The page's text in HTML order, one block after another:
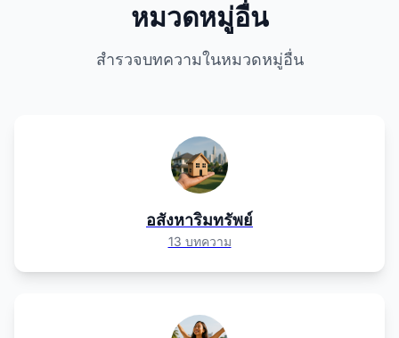
หมวดหมู่อื่น
สำรวจบทความในหมวดหมู่อื่น
อสังหาริมทรัพย์
13 บทความ